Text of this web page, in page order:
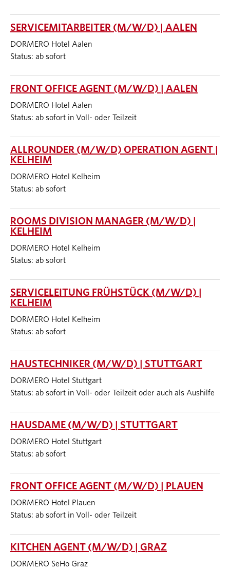
SERVICEMITARBEITER (M/W/D) | AALEN
DORMERO Hotel Aalen
Status: ab sofort
FRONT OFFICE AGENT (M/W/D) | AALEN
DORMERO Hotel Aalen
Status: ab sofort in Voll- oder Teilzeit
ALLROUNDER (M/W/D) OPERATION AGENT |
KELHEIM
DORMERO Hotel Kelheim
Status: ab sofort
ROOMS DIVISION MANAGER (M/W/D) |
KELHEIM
DORMERO Hotel Kelheim
Status: ab sofort
SERVICELEITUNG FRÜHSTÜCK (M/W/D) |
KELHEIM
DORMERO Hotel Kelheim
Status: ab sofort
HAUSTECHNIKER (M/W/D) | STUTTGART
DORMERO Hotel Stuttgart
Status: ab sofort in Voll- oder Teilzeit oder auch als Aushilfe
HAUSDAME (M/W/D) | STUTTGART
DORMERO Hotel Stuttgart
Status: ab sofort
FRONT OFFICE AGENT (M/W/D) | PLAUEN
DORMERO Hotel Plauen
Status: ab sofort in Voll- oder Teilzeit
KITCHEN AGENT (M/W/D) | GRAZ
DORMERO SeHo Graz